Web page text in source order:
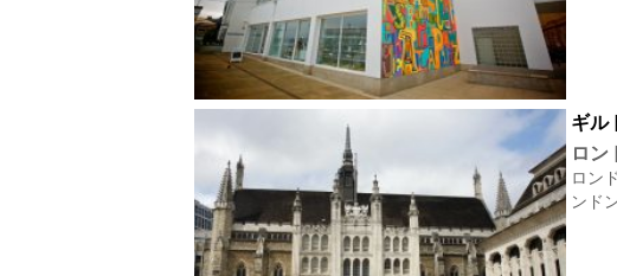
ギル
ロン
ロン
ンド